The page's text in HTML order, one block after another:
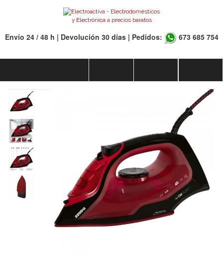
Envío 24 / 48 h | Devolución 30 días | Pedidos: 673 685 754